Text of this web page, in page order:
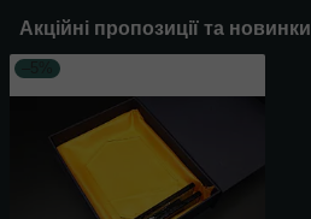
Акційні пропозиції та новинки